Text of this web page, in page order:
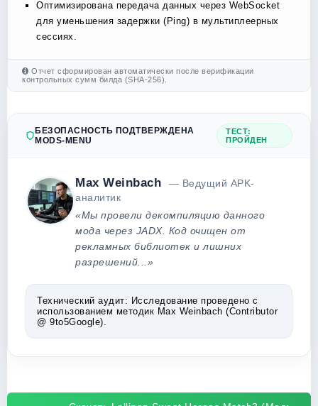
Оптимизирована передача данных через WebSocket
для уменьшения задержки (Ping) в мультиплеерных
сессиях.
Отчет сформирован автоматически после верификации
контрольных сумм билда (SHA-256).
БЕЗОПАСНОСТЬ ПОДТВЕРЖДЕНА
MODS-MENU
ТЕСТ:
ПРОЙДЕН
Max Weinbach
— Ведущий APK-
аналитик
«Мы провели декомпиляцию данного
мода через JADX. Код очищен от
рекламных библиотек и лишних
разрешений...»
Технический аудит: Исследование проведено с
использованием методик Max Weinbach (Contributor
@ 9to5Google).